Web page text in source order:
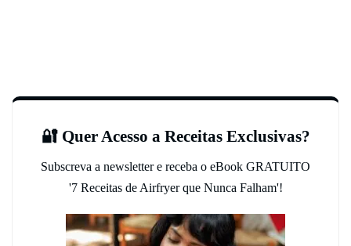
🔐 Quer Acesso a Receitas Exclusivas?
Subscreva a newsletter e receba o eBook GRATUITO
'7 Receitas de Airfryer que Nunca Falham'!